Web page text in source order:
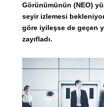
Görünümünün (NEO)
seyir izlemesi
göre iyileşse de geçen
zayıfladı.